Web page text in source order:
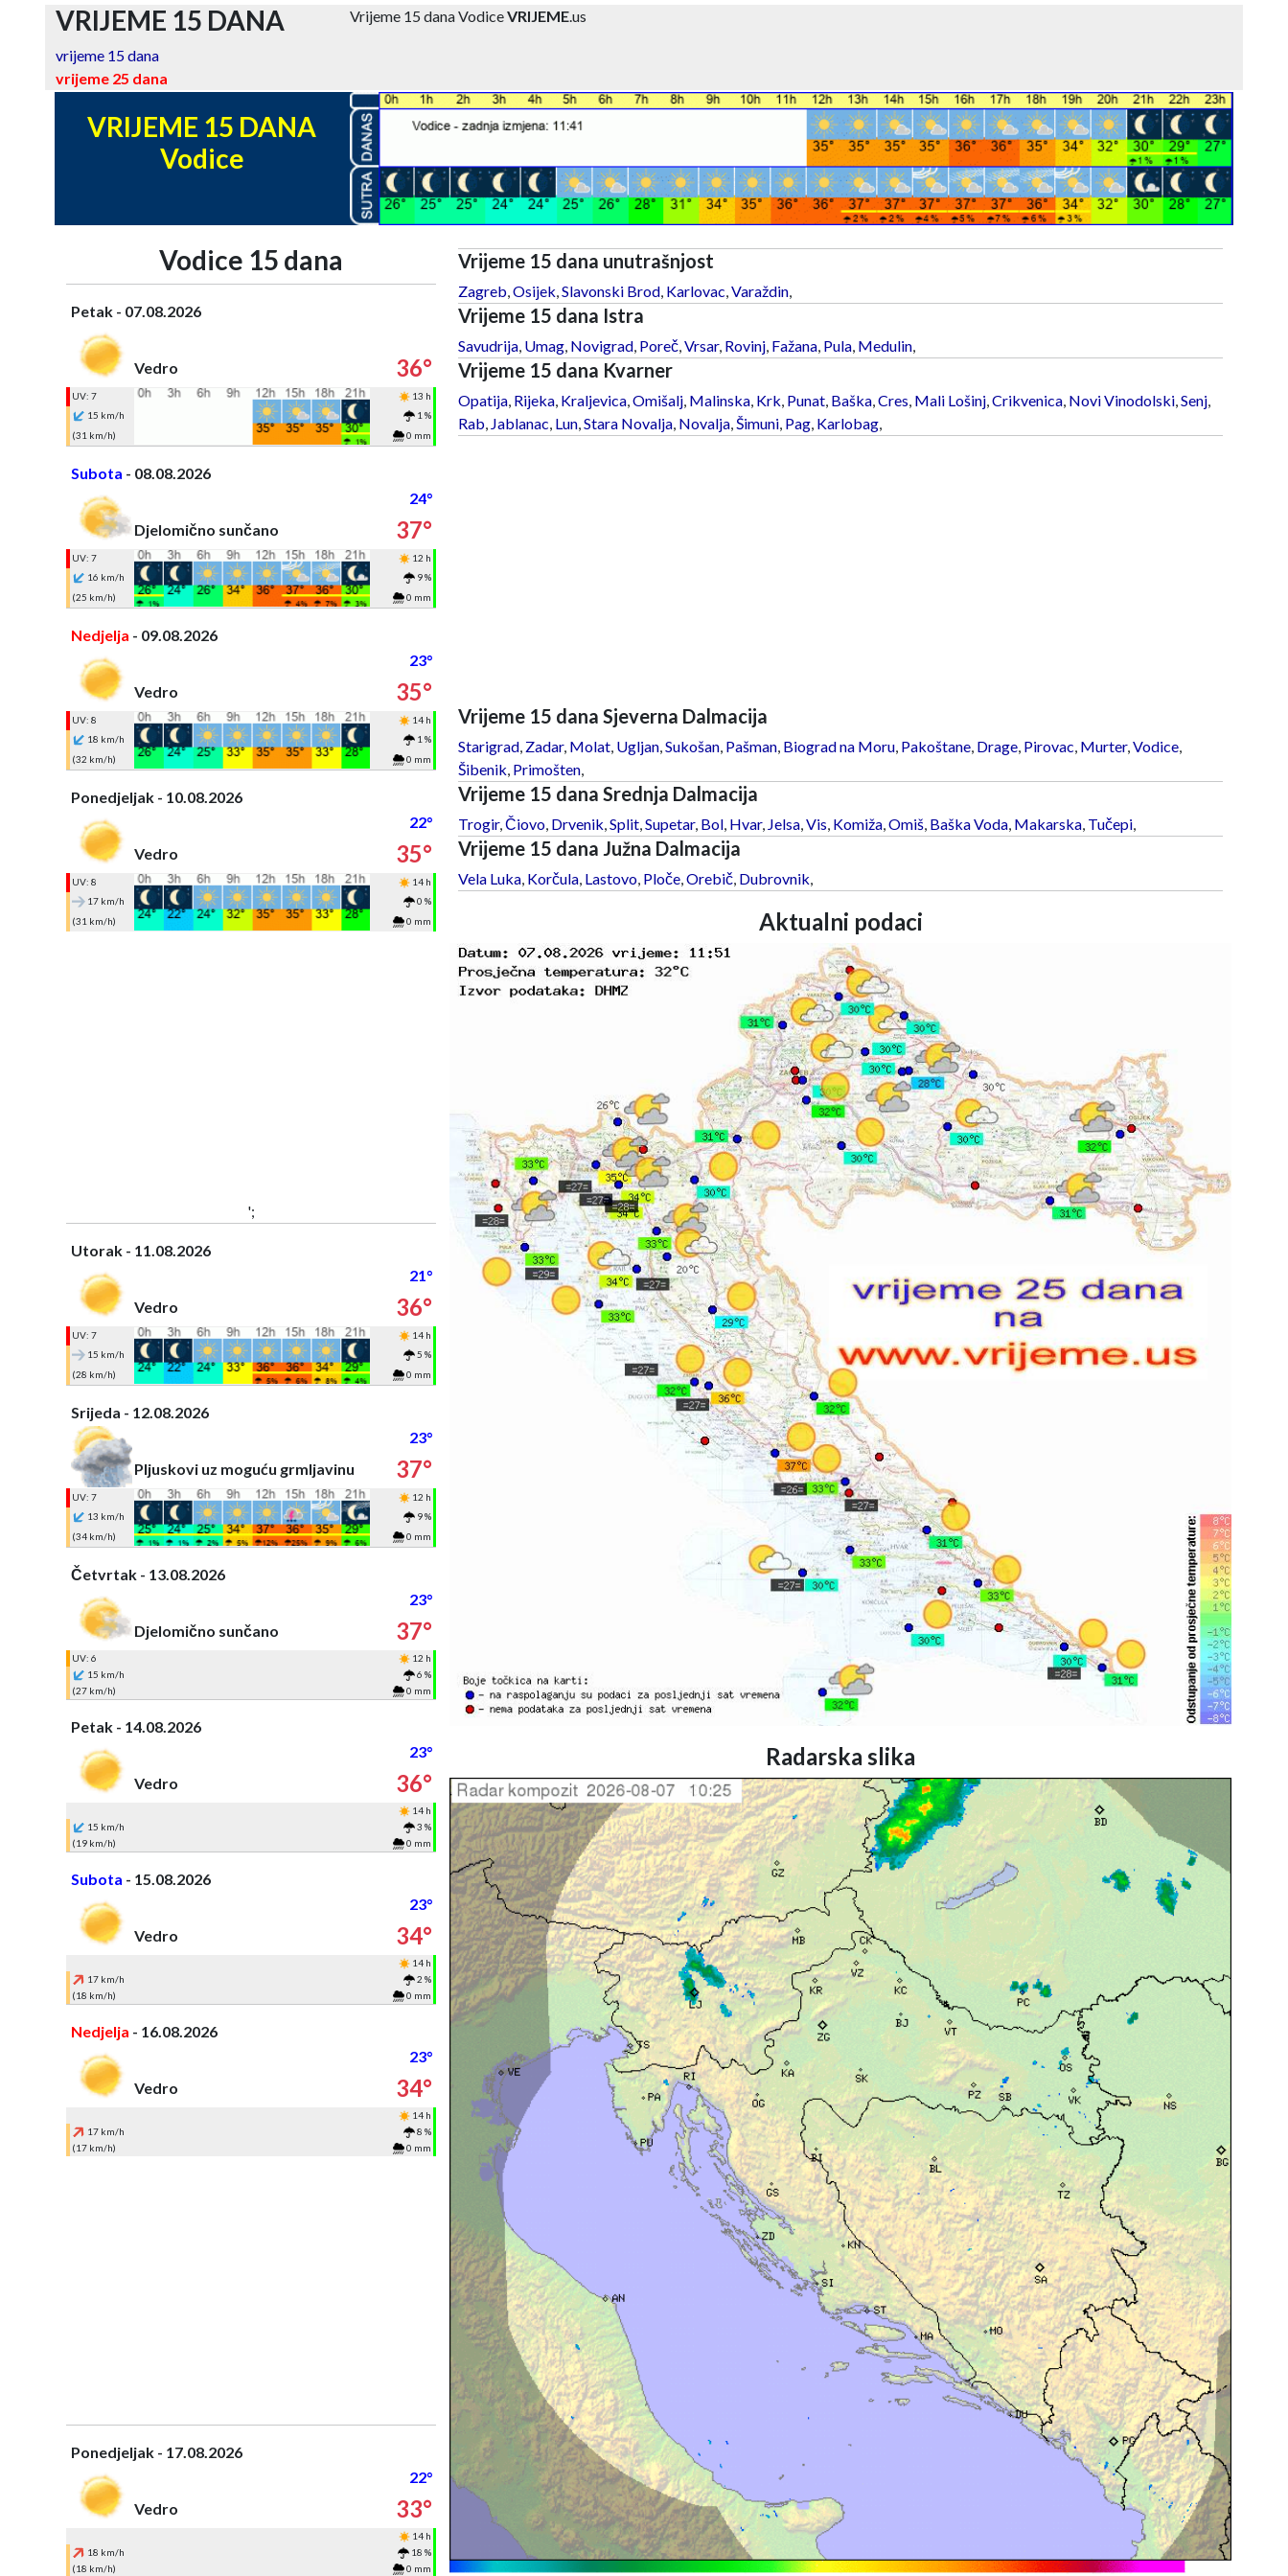
VRIJEME 15 DANA Vrijeme 15 dana VodiceVRIJEME.us
vrijeme 15 dana
vrijeme 25 dana
VRIJEME 15 DANA
Vodice
Vodice 15 dana
Petak - 07.08.2026
Vedro 36°
UV: 7
13 h
15 km/h
1 %
(31 km/h)
0 mm
Subota - 08.08.2026
24°
Djelomično sunčano
37°
UV: 7
12 h
16 km/h
9 %
(25 km/h)
0 mm
Nedjelja - 09.08.2026
23°
Vedro
35°
UV: 8
14 h
18 km/h
1 %
(32 km/h)
0 mm
Ponedjeljak - 10.08.2026
22°
Vedro
35°
UV: 8
14 h
17 km/h
0 %
(31 km/h)
0 mm
';
Utorak - 11.08.2026
21°
Vedro
36°
UV: 7
14 h
15 km/h
5 %
(28 km/h)
0 mm
Srijeda - 12.08.2026
23°
Pljuskovi uz moguću grmljavinu
37°
UV: 7
12 h
13 km/h
9 %
(34 km/h)
0 mm
Četvrtak - 13.08.2026
23°
Djelomično sunčano
37°
UV: 6
12 h
15 km/h
6 %
(27 km/h)
0 mm
Petak - 14.08.2026
23°
Vedro
36°
14 h
15 km/h
3 %
(19 km/h)
0 mm
Subota - 15.08.2026
23°
Vedro
34°
14 h
17 km/h
2 %
(18 km/h)
0 mm
Nedjelja - 16.08.2026
23°
Vedro
34°
14 h
17 km/h
8 %
(17 km/h)
0 mm
Ponedjeljak - 17.08.2026
22°
Vedro
33°
14 h
18 km/h
18 %
(18 km/h)
0 mm
Vrijeme 15 dana unutrašnjost
Zagreb Osijek Slavonski Brod, Karlovac Varaždin,
Vrijeme 15 dana Istra
Savudrija, Umag, Novigrad, Poreč, Vrsar, Rovinj, Fažana, Pula, Medulin,
Vrijeme 15 dana Kvarner
Opatija, Rijeka, Kraljevica, Omišalj, Malinska, Krk Punat, Baška, Cres Mali Lošinj, Crikvenica, Novi Vinodolski, Senj,
Rab Jablanac Lun, Stara Novalja, Novalja, Šimuni, Pag, Karlobag,
Vrijeme 15 dana Sjeverna Dalmacija
Starigrad, Zadar, Molat, Ugljan, Sukošan, Pašman, Biograd na Moru, Pakoštane, Drage, Pirovac Murter, Vodice,
Šibenik Primošten,
Vrijeme 15 dana Srednja Dalmacija
Trogir, Čiovo, Drvenik Split, Supetar, Bol, Hvar, Jelsa, Vis Komiža, Omiš, Baška Voda, Makarska, Tučepi,
Vrijeme 15 dana Južna Dalmacija
Vela Luka, Korčula, Lastovo, Ploče, Orebič, Dubrovnik
Aktualni podaci
Radarska slika